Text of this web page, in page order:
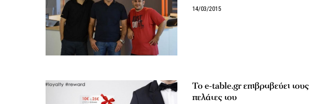
14/03/2015
Το e-table.gr επιβραβεύει τους
πελάτες του